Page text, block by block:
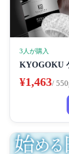
3人が購入
KYOGOKU
¥1,463/